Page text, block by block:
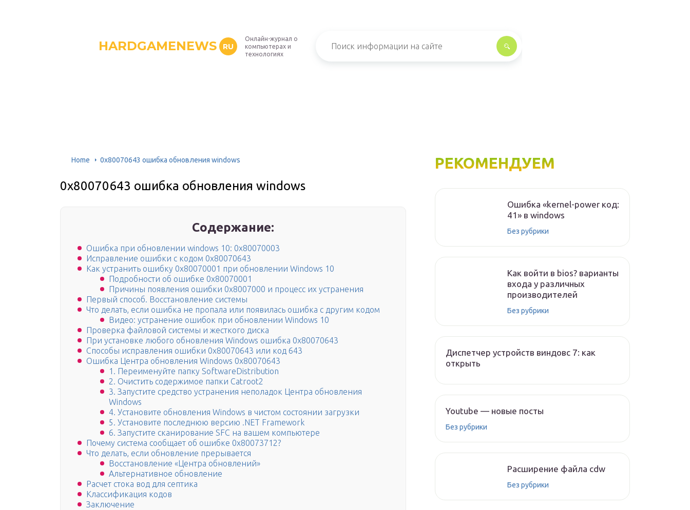
HARDGAMENEWS RU
Онлайн-журнал о
компьютерах и
технологиях
Home 0x80070643 ошибка обновления windows
0x80070643 ошибка обновления windows
Содержание:
Ошибка при обновлении windows 10: 0x80070003
Исправление ошибки с кодом 0x80070643
Как устранить ошибку 0х80070001 при обновлении Windows 10
Подробности об ошибке 0х80070001
Причины появления ошибки 0x8007000 и процесс их устранения
Первый способ. Восстановление системы
Что делать, если ошибка не пропала или появилась ошибка с другим кодом
Видео: устранение ошибок при обновлении Windows 10
Проверка файловой системы и жесткого диска
При установке любого обновления Windows ошибка 0x80070643
Способы исправления ошибки 0x80070643 или код 643
Ошибка Центра обновления Windows 0x80070643
1. Переименуйте папку SoftwareDistribution
2. Очистить содержимое папки Catroot2
3. Запустите средство устранения неполадок Центра обновления
Windows
4. Установите обновления Windows в чистом состоянии загрузки
5. Установите последнюю версию .NET Framework
6. Запустите сканирование SFC на вашем компьютере
Почему система сообщает об ошибке 0x80073712?
Что делать, если обновление прерывается
Восстановление «Центра обновлений»
Альтернативное обновление
Расчет стока вод для септика
Классификация кодов
Заключение
РЕКОМЕНДУЕМ
Ошибка «kernel-power код:
41» в windows
Без рубрики
Как войти в bios? варианты
входа у различных
производителей
Без рубрики
Диспетчер устройств виндовс 7: как
открыть
Youtube — новые посты
Без рубрики
Расширение файла cdw
Без рубрики